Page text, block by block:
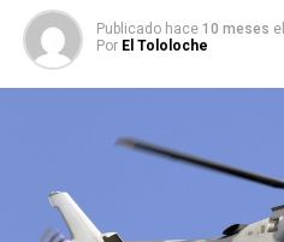
Publicado hace 10 meses el
Por El Tololoche